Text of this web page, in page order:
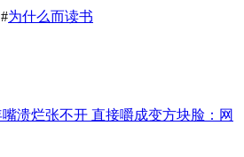
#为什么而读书